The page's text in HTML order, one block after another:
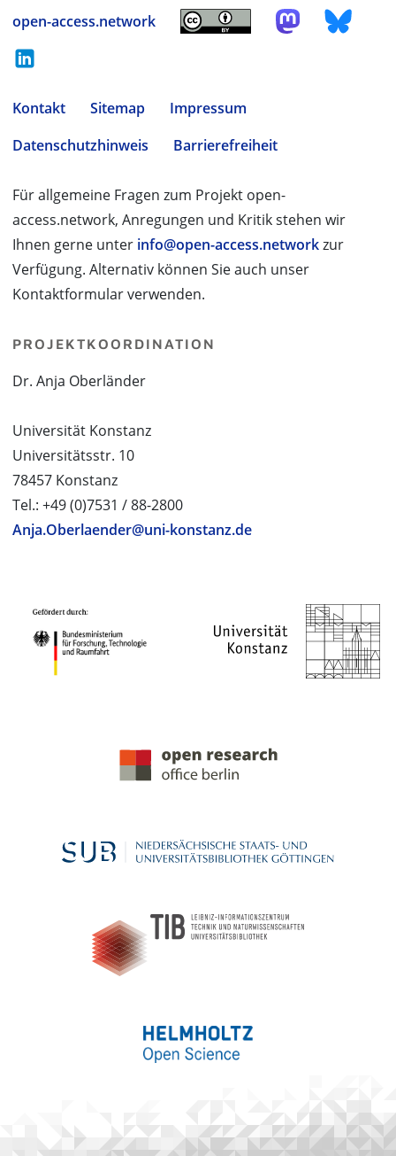
open-access.network
Kontakt Sitemap
Impressum
Datenschutzhinweis
Barrierefreiheit
Für allgemeine Fragen zum Projekt open-
access.network, Anregungen und Kritik stehen wir
Ihnen gerne unter info@open-access.networkzur
Verfügung. Alternativ können Sie auch unser
Kontaktformular verwenden.
PROJEKTKOORDINATION
Dr. Anja Oberländer
Universität Konstanz
Universitätsstr. 10
78457 Konstanz
Tel.: +49 (0)7531 / 88-2800
Anja.Oberlaender@uni-konstanz.de